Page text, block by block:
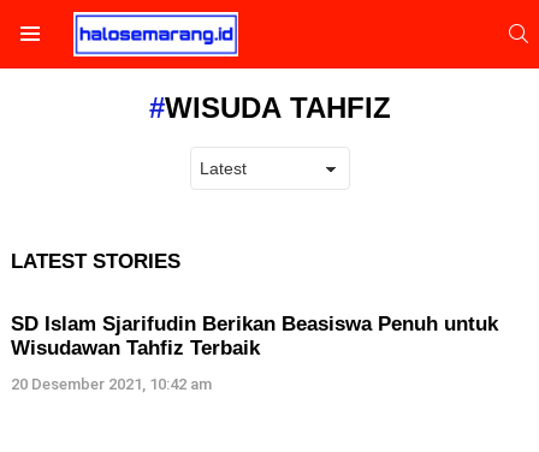
WISUDA TAHFIZ
LATEST STORIES
SD Islam Sjarifudin Berikan Beasiswa Penuh untuk
Wisudawan Tahfiz Terbaik
20 Desember 2021, 10:42 am